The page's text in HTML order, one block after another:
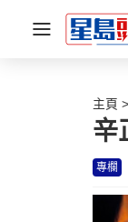
主頁
辛
專欄